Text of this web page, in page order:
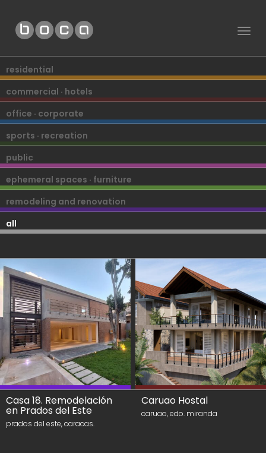
residential
commercial · hotels
office · corporate
sports · recreation
public
ephemeral spaces · furniture
remodeling and renovation
all
Casa 18. Remodelación
en Prados del Este
prados del este, caracas.
Caruao Hostal
caruao, edo. miranda